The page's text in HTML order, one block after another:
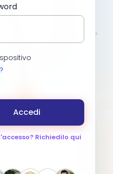
Accedi
Richiedilo qui